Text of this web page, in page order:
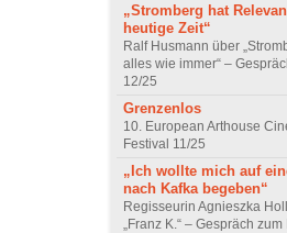
„Stromberg hat
heutige Zeit“
Ralf Husmann über
alles wie immer“ –
12/25
Grenzenlos
10. European Arthouse
Festival 11/25
„Ich wollte mich auf
nach Kafka begeben“
Regisseurin Agnieszka
„Franz K.“ – Gespräch